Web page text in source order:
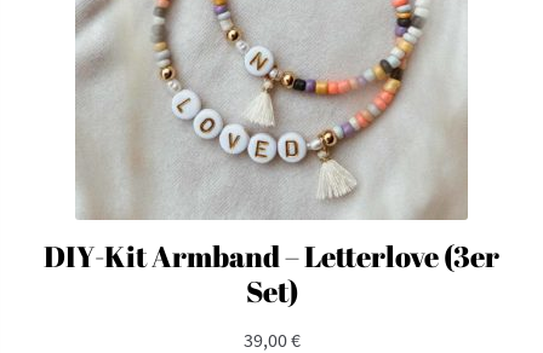
DIY-Kit Armband – Letterlove (3er
Set)
39,00€